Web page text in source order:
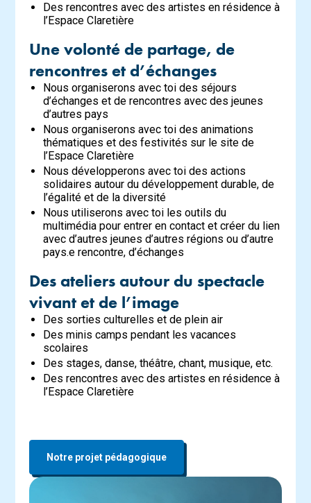
Des rencontres avec des artistes en résidence à
l’Espace Claretière
Une volonté de partage, de
rencontres et d’échanges
Nous organiserons avec toi des séjours
d’échanges et de rencontres avec des jeunes
d’autres pays
Nous organiserons avec toi des animations
thématiques et des festivités sur le site de
l’Espace Claretière
Nous développerons avec toi des actions
solidaires autour du développement durable, de
l’égalité et de la diversité
Nous utiliserons avec toi les outils du
multimédia pour entrer en contact et créer du lien
avec d’autres jeunes d’autres régions ou d’autre
pays.e rencontre, d’échanges
Des ateliers autour du spectacle
vivant et de l’image
Des sorties culturelles et de plein air
Des minis camps pendant les vacances
scolaires
Des stages, danse, théâtre, chant, musique, etc.
Des rencontres avec des artistes en résidence à
l’Espace Claretière
Notre projet pédagogique